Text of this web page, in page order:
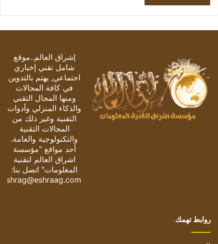
إشراق العالم..موقع
شامل تقني إخباري
اجتماعي, يهتم بالتدوين
في كافة المجالات
ومنها المجال التقني
والذكاء المنزلي وأدوات
التقنية وغير ذلك من
المجالات التقنية
والتكنولوجية والعامة.
أحد مواقع "مؤسسة
اشراق العالم لتقنية
المعلومات" اتصل بنا:
eshrag@eshraag.com
روابط تهمك